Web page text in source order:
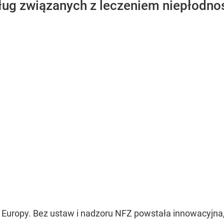
związanych z leczeniem
Bez ustaw i nadzoru NFZ powstała